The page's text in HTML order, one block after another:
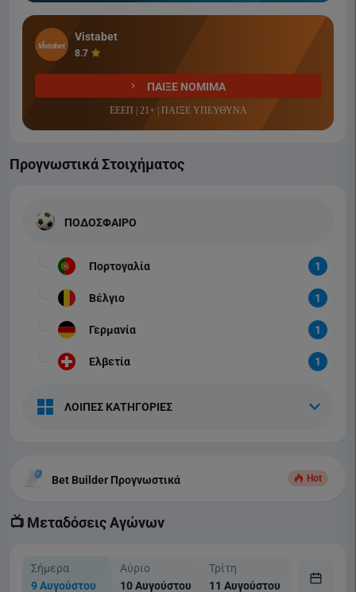
Vistabet
8.7
ΠΑΙΞΕ ΝΟΜΙΜΑ
ΕΕΕΠ | 21+ | ΠΑΙΞΕ ΥΠΕΥΘΥΝΑ
Προγνωστικά Στοιχήματος
ΠΟΔΟΣΦΑΙΡΟ
Πορτογαλία 1
Βέλγιο 1
Γερμανία 1
Ελβετία 1
ΛΟΙΠΕΣ ΚΑΤΗΓΟΡΙΕΣ
Bet Builder Προγνωστικά Hot
📺 Μεταδόσεις Αγώνων
Σήμερα
9 Αυγούστου
Αύριο
10 Αυγούστου
Τρίτη
11 Αυγούστου
12